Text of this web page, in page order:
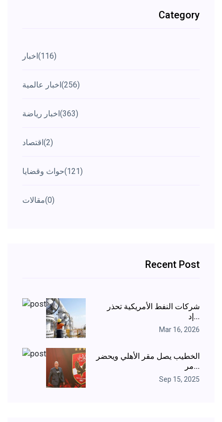
Category
اخبار(116)
اخبار عالمية(256)
اخبار رياضة(363)
اقتصاد(2)
حواث وقضايا(121)
مقالات(0)
Recent Post
شركات النفط الأمريكية تحذر
إد...
Mar 16, 2026
الخطيب يصل مقر الأهلي ويحضر
مر...
Sep 15, 2025